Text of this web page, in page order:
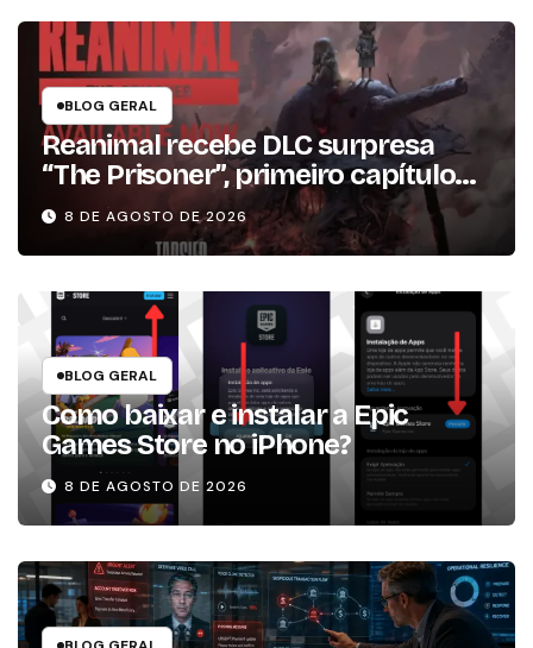
BLOG GERAL
Reanimal recebe DLC surpresa
“The Prisoner”, primeiro capítulo
da expansão de história
8 DE AGOSTO DE 2026
BLOG GERAL
Como baixar e instalar a Epic
Games Store no iPhone?
8 DE AGOSTO DE 2026